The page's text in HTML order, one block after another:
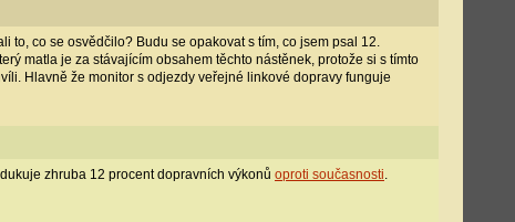
to, co se osvědčilo? Budu se opakovat s tím, co jsem psal 12.
matla je za stávajícím obsahem těchto nástěnek, protože si s tímto
Hlavně že monitor s odjezdy veřejné linkové dopravy funguje
zhruba 12 procent dopravních výkonů oproti současnosti.